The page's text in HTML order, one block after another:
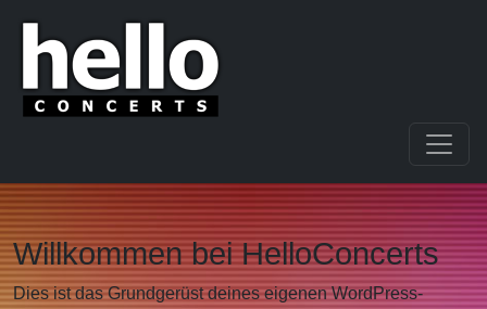
Willkommen bei HelloConcerts
Dies ist das Grundgerüst deines eigenen WordPress-